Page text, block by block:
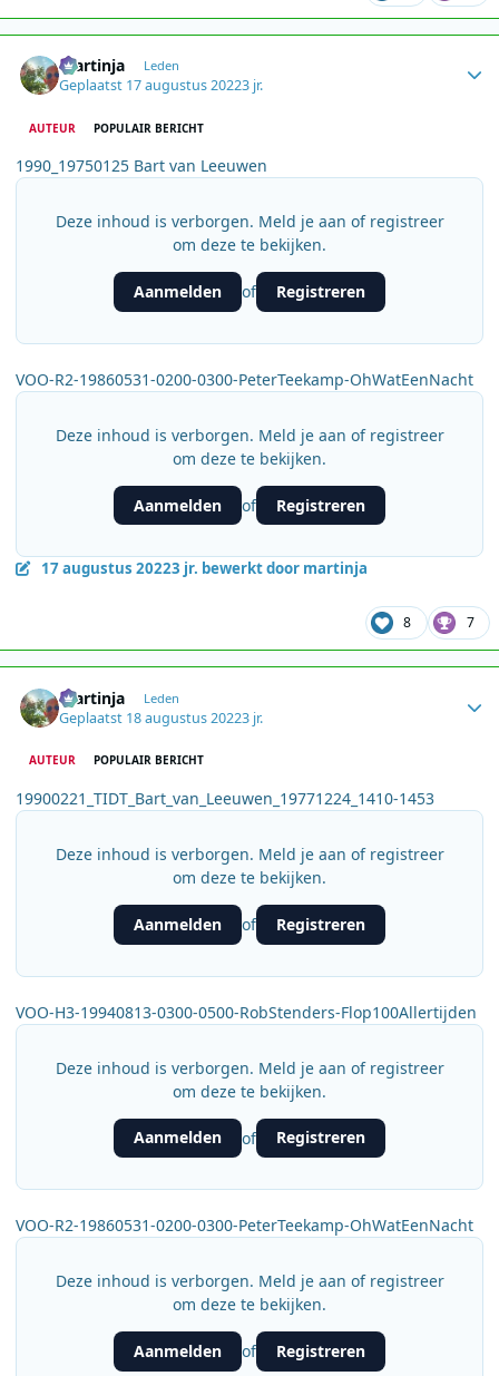
martinja Leden
Geplaatst 17 augustus 20223 jr.
AUTEUR POPULAIR BERICHT
1990_19750125 Bart van Leeuwen
Deze inhoud is verborgen. Meld je aan of registreer
om deze te bekijken.
Aanmelden of Registreren
VOO-R2-19860531-0200-0300-PeterTeekamp-OhWatEenNacht
Deze inhoud is verborgen. Meld je aan of registreer
om deze te bekijken.
Aanmelden of Registreren
17 augustus 20223 jr. bewerkt door martinja
8 7
martinja Leden
Geplaatst 18 augustus 20223 jr.
AUTEUR POPULAIR BERICHT
19900221_TIDT_Bart_van_Leeuwen_19771224_1410-1453
Deze inhoud is verborgen. Meld je aan of registreer
om deze te bekijken.
Aanmelden of Registreren
VOO-H3-19940813-0300-0500-RobStenders-Flop100Allertijden
Deze inhoud is verborgen. Meld je aan of registreer
om deze te bekijken.
Aanmelden of Registreren
VOO-R2-19860531-0200-0300-PeterTeekamp-OhWatEenNacht
Deze inhoud is verborgen. Meld je aan of registreer
om deze te bekijken.
Aanmelden of Registreren